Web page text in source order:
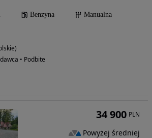
Benzyna
Manualna
• Podbite
34 900 PLN
Powyżej średniej